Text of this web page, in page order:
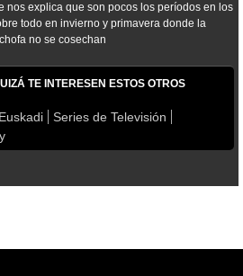
nos explica que son pocos los períodos en los
todo en invierno y primavera donde la
no se cosechan
TE INTERESEN ESTOS OTROS
Series de Televisión